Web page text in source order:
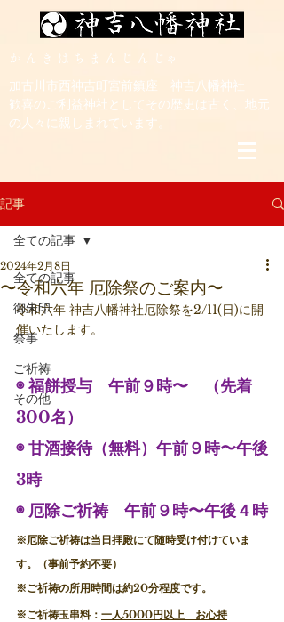
​か ん き は ち ま ん じ ん じゃ
加古川市西神吉町宮前鎮座 神吉八幡神社
歓喜のご利益神社としてその歴史は古く、地元
の人々に親しまれています。
記事
全ての記事
御朱印
祭事
ご祈祷
その他
全ての記事
〜令和六年 厄除祭のご案内〜
2024年2月8日
令和六年 神吉八幡神社厄除祭を2/11(日)に開
催いたします。
◉ 福餅授与　午前９時〜　（先着
300名）
◉ 甘酒接待（無料）午前９時〜午後
3時
◉ 厄除ご祈祷　午前９時〜午後４時
※厄除ご祈祷は当日拝殿にて随時受け付けていま
す。（事前予約不要）
※ご祈祷の所用時間は約20分程度です。
※ご祈祷玉串料： 一人5000円以上　お心持